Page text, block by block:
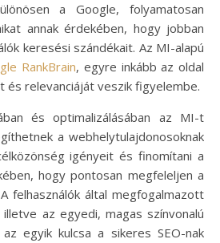
a Google, folyamatosan
annak érdekében, hogy jobban
keresési szándékait. Az MI-alapú
RankBrain, egyre inkább az oldal
és relevanciáját veszik figyelembe.
és optimalizálásában az MI-t
a webhelytulajdonosoknak
igényeit és finomítani a
hogy pontosan megfeleljen a
felhasználók által megfogalmazott
az egyedi, magas színvonalú
egyik kulcsa a sikeres SEO-nak